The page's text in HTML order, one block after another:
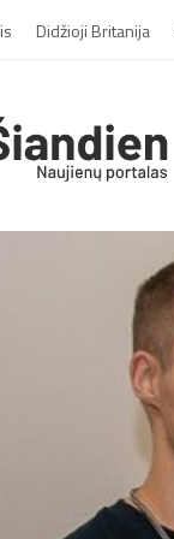
Didžioji Britanija